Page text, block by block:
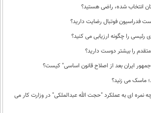
انتخاب شده، راضی هستید؟
فدراسیون فوتبال رضایت دارید؟
را چگونه ارزیابی می کنید؟
را بیشتر دوست دارید؟
ایران بعد از اصلاح قانون اساسی" کیست؟
ماسک می زنید؟
نمره ای به عملکرد "حجت الله عبدالملکی" در وزارت کار می